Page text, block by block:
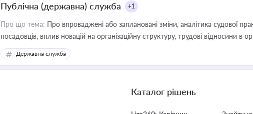
Публічна (державна) служба +1
Про що тема: Про впроваджені або заплановані зміни, аналітика судової
посадовців, вплив новацій на організаційну структуру, трудові відносини в
Державна служба
Каталог рішень